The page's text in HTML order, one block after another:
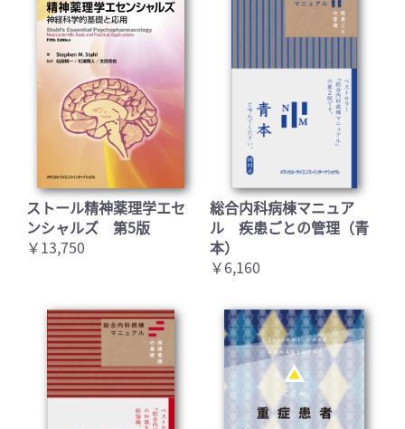
お買い物を続ける カートへ進む
ストール精神薬理学エセ
ンシャルズ 第5版
￥13,750
総合内科病棟マニュア
ル 疾患ごとの管理（青
本）
￥6,160